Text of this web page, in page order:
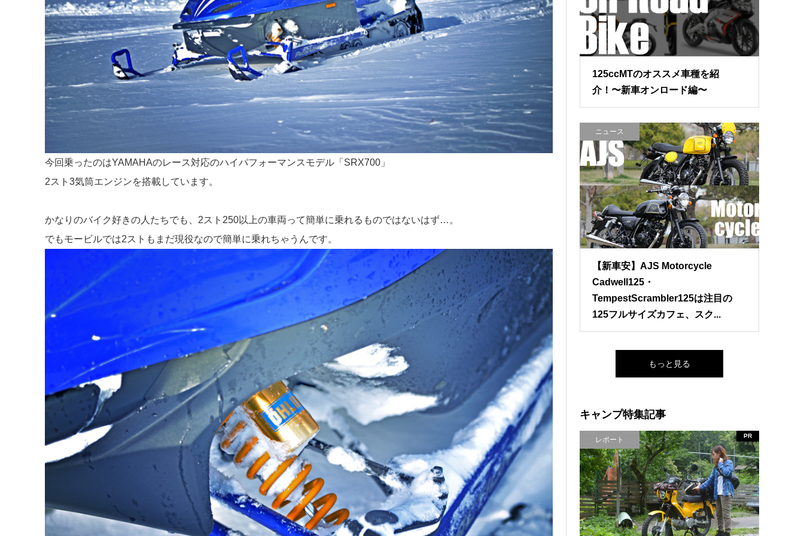
今回乗ったのはYAMAHAのレース対応のハイパフォーマンスモデル「SRX700」
2スト3気筒エンジンを搭載しています。
かなりのバイク好きの人たちでも、2スト250以上の車両って簡単に乗れるものではないはず…。
でもモービルでは2ストもまだ現役なので簡単に乗れちゃうんです。
125ccMTのオススメ車種を紹
介！〜新車オンロード編〜
ニュース
【新車安】AJS Motorcycle
Cadwell125・
TempestScrambler125は注目の
125フルサイズカフェ、スク...
もっと見る
キャンプ特集記事
レポート PR